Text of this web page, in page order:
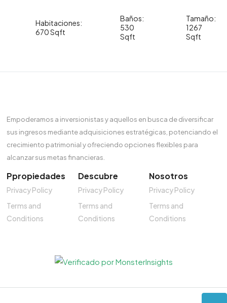
Habitaciones:
670 Sqft
Baños:
530
Sqft
Tamaño:
1267
Sqft
Empoderamos a inversionistas y aquellos en busca de diversificar
sus ingresos mediante adquisiciones estratégicas, potenciando el
crecimiento patrimonial y ofreciendo opciones flexibles para
alcanzar sus metas financieras.
Ppropiedades
Privacy Policy
Terms and
Conditions
Descubre
Privacy Policy
Terms and
Conditions
Nosotros
Privacy Policy
Terms and
Conditions